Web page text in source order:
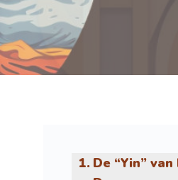
De “Yin”